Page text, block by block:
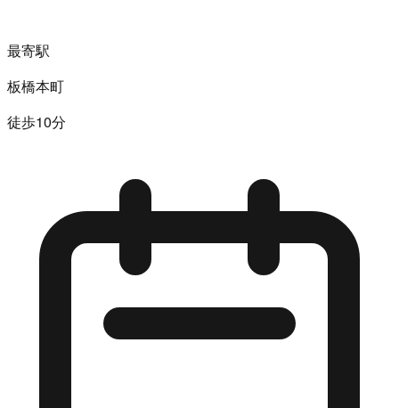
最寄駅
板橋本町
徒歩10分